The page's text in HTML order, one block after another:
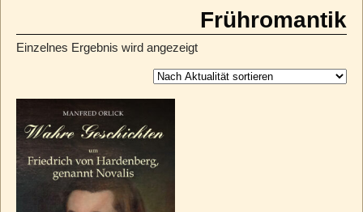
Frühromantik
Einzelnes Ergebnis wird angezeigt